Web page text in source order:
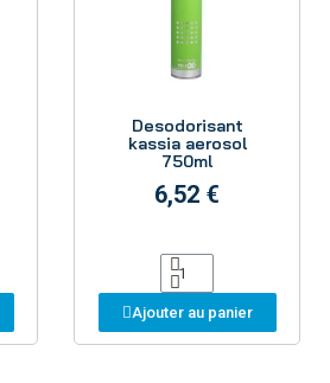
Desodorisant
kassia aerosol
750ml
6,52 €
Ajouter au panier